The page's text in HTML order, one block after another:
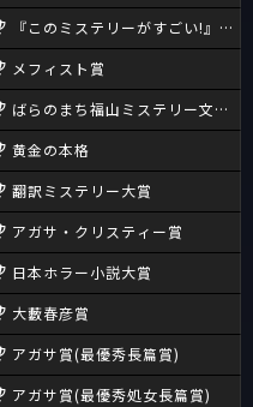
『このミステリーがすごい!』大賞
メフィスト賞
ばらのまち福山ミステリー文学新
黄金の本格
翻訳ミステリー大賞
アガサ・クリスティー賞
日本ホラー小説大賞
大藪春彦賞
アガサ賞(最優秀長篇賞)
アガサ賞(最優秀処女長篇賞)